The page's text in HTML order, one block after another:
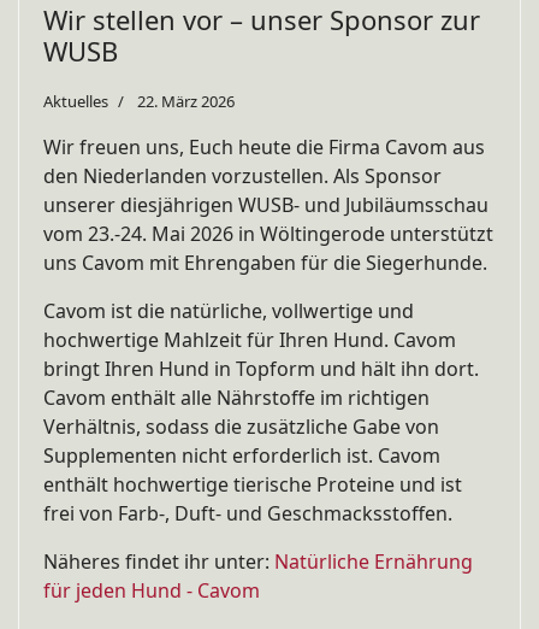
Wir stellen vor – unser Sponsor zur
WUSB
Aktuelles 22. März 2026
Wir freuen uns, Euch heute die Firma Cavom aus
den Niederlanden vorzustellen. Als Sponsor
unserer diesjährigen WUSB- und Jubiläumsschau
vom 23.-24. Mai 2026 in Wöltingerode unterstützt
uns Cavom mit Ehrengaben für die Siegerhunde.
Cavom ist die natürliche, vollwertige und
hochwertige Mahlzeit für Ihren Hund. Cavom
bringt Ihren Hund in Topform und hält ihn dort.
Cavom enthält alle Nährstoffe im richtigen
Verhältnis, sodass die zusätzliche Gabe von
Supplementen nicht erforderlich ist. Cavom
enthält hochwertige tierische Proteine und ist
frei von Farb-, Duft- und Geschmacksstoffen.
Näheres findet ihr unter: Natürliche Ernährung
für jeden Hund - Cavom